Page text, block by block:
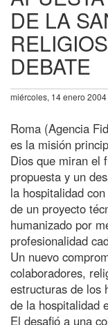
DE LA
DEBATE
miércoles, 14 enero 2004
Roma (Agencia
es la misión
Dios que miran el
propuesta y un
la hospitalidad
de un proyecto
humanizado por
profesionalidad
Un nuevo
colaboradores,
estructuras de los
de la hospitalidad
El desafió a una